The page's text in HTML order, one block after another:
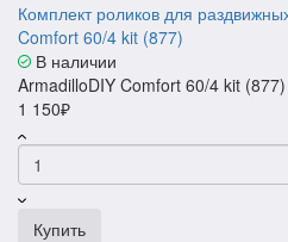
Комплект роликов для
Comfort 60/4 kit (877)
В наличии
ArmadilloDIY Comfort 60/4 kit (877)
1 150₽
Купить